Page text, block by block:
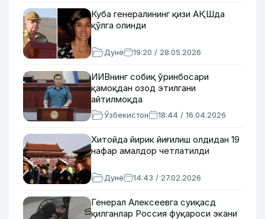
Куба генералининг қизи АҚШда
қўлга олинди
Дунё 19:20 / 28.05.2026
ИИВнинг собиқ ўринбосари
қамоқдан озод этилгани
айтилмоқда
Ўзбекистон 18:44 / 16.04.2026
Хитойда йирик йиғилиш олдидан 19
нафар амалдор четлатилди
Дунё 14:43 / 27.02.2026
Генерал Алексеевга суиқасд
қилганлар Россия фуқароси экани